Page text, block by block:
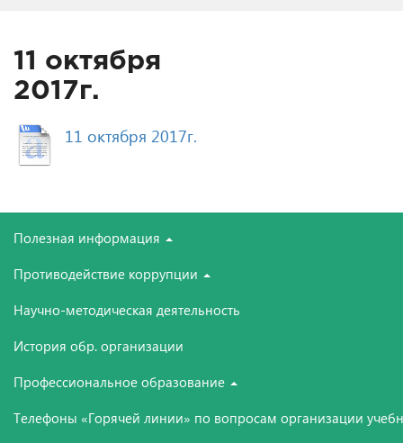
11 октября
2017г.
11 октября 2017г.
Полезная информация
Противодействие коррупции
Научно-методическая деятельность
История обр. организации
Профессиональное образование
Телефоны «Горячей линии» по вопросам организации